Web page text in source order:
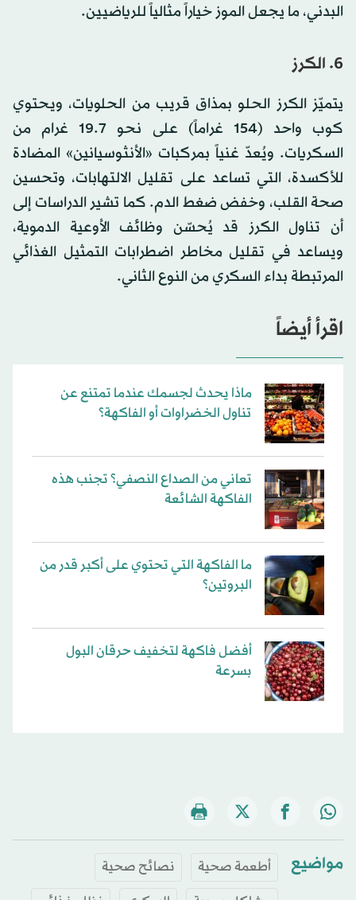
البدني، ما يجعل الموز خياراً مثالياً للرياضيين.
6. الكرز
يتميّز الكرز الحلو بمذاق قريب من الحلويات، ويحتوي
كوب واحد (154 غراماً) على نحو 19.7 غرام من
السكريات. ويُعدّ غنياً بمركبات «الأنثوسيانين» المضادة
للأكسدة، التي تساعد على تقليل الالتهابات، وتحسين
صحة القلب، وخفض ضغط الدم. كما تشير الدراسات إلى
أن تناول الكرز قد يُحسّن وظائف الأوعية الدموية،
ويساعد في تقليل مخاطر اضطرابات التمثيل الغذائي
المرتبطة بداء السكري من النوع الثاني.
اقرأ أيضاً
ماذا يحدث لجسمك عندما تمتنع عن
تناول الخضراوات أو الفاكهة؟
تعاني من الصداع النصفي؟ تجنب هذه
الفاكهة الشائعة
ما الفاكهة التي تحتوي على أكبر قدر من
البروتين؟
أفضل فاكهة لتخفيف حرقان البول
بسرعة
مواضيع أطعمة صحية
نصائح صحية